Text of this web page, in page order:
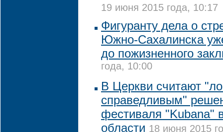
19 июня 2015 года, 10:17
Фигуранту дела о
Южно-Сахалинска
до пожизненного
года, 10:00
В Церкви считают
справедливым"
фестиваля "Kubana"
области 18 июня 2015